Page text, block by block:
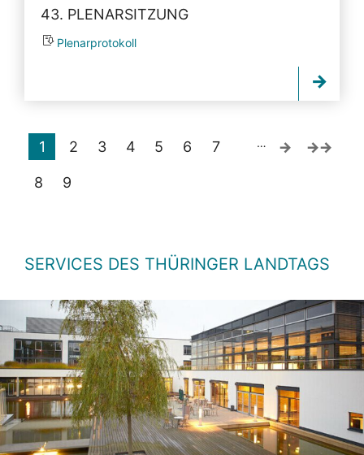
43. PLENARSITZUNG
Plenarprotokoll
1 2 3 4 5 6 7
8 9
…
SERVICES DES THÜRINGER LANDTAGS